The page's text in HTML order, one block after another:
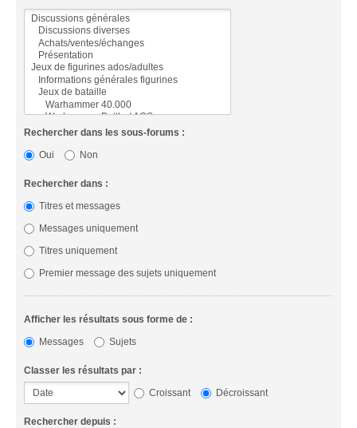
Rechercher dans les sous-forums :
Oui
Non
Rechercher dans :
Titres et messages
Messages uniquement
Titres uniquement
Premier message des sujets uniquement
Afficher les résultats sous forme de :
Messages
Sujets
Classer les résultats par :
Croissant
Décroissant
Rechercher depuis :